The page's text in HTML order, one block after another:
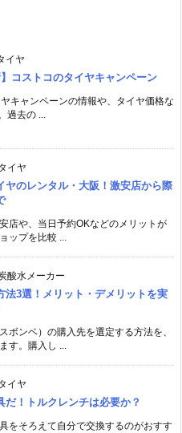
イヤ
】コストコのタイヤキャンペーン
キャンペーンの情報や、タイヤ価格な
過去の ...
イヤ
ヤのレンタル・大阪！激安店から際
店や、当日予約OKなどのメリットが
ップを比較 ...
酸水メーカー
法3選！メリット・デメリットを実
ボンベ）の購入先を選定する方法を、
す。購入し ...
イヤ
だ！トルクレンチは必要か？
をそろえて自分で交換するのがおすす